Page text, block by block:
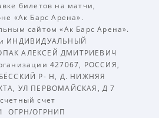
билетов на матчи,
«Ак Барс Арена».
сайтом «Ак Барс Арена».
ИНДИВИДУАЛЬНЫЙ
АЛЕКСЕЙ ДМИТРИЕВИЧ
427067, РОССИЯ,
Р- Н, Д. НИЖНЯЯ
УЛ ПЕРВОМАЙСКАЯ, Д 7
счет
ОГРН/ОГРНИП